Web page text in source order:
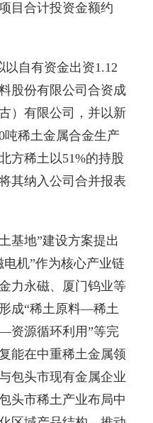
目合计投资金额约
自有资金出资1.12
股份有限公司合资成
）有限公司，并以新
吨稀土金属合金生产
方稀土以51%的持股
其纳入公司合并报表
基地”建设方案提出
机”作为核心产业链
力永磁、厦门钨业等
成“稀土原料—稀土
资源循环利用”等完
能在中重稀土金属领
包头市现有金属企业
头市稀土产业布局中